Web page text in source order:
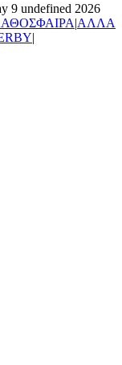
9 undefined 2026
|ΑΛΛΑ
|